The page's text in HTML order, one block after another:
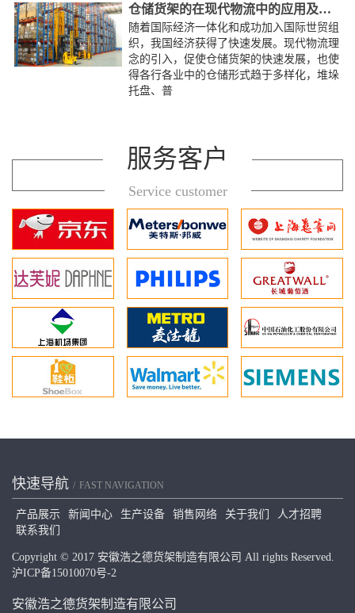
仓储货架的在现代物流中的应用及前景
随着国际经济一体化和成功加入国际世贸组
织，我国经济获得了快速发展。现代物流理
念的引入，促使仓储货架的快速发展，也使
得各行各业中的仓储形式趋于多样化，堆垛
托盘、普
服务客户
Service customer
快速导航 FAST NAVIGATION
产品展示 新闻中心 生产设备 销售网络 关于我们
人才招聘
联系我们
Copyright © 2017 安徽浩之德货架制造有限公司 All rights Reserved.
沪ICP备15010070号-2
安徽浩之德货架制造有限公司